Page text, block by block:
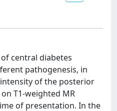
central diabetes
pathogenesis, in
of the posterior
T1-weighted MR
of presentation. In the